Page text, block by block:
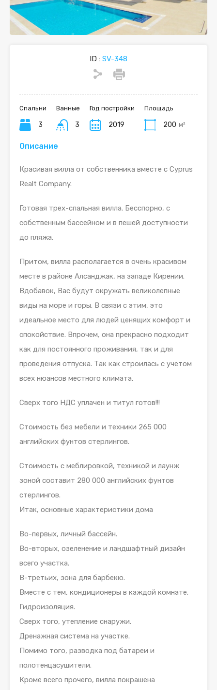
ID : SV-348
Спальни
3
Ванные
3
Год постройки
2019
Площадь
200 м²
Описание
Красивая вилла от собственника вместе с Cyprus
Realt Company.
Готовая трех-спальная вилла. Бесспорно, с
собственным бассейном и в пешей доступности
до пляжа.
Притом, вилла располагается в очень красивом
месте в районе Алсанджак, на западе Кирении.
Вдобавок, Вас будут окружать великолепные
виды на море и горы. В связи с этим, это
идеальное место для людей ценящих комфорт и
спокойствие. Впрочем, она прекрасно подходит
как для постоянного проживания, так и для
проведения отпуска. Так как строилась с учетом
всех нюансов местного климата.
Сверх того НДС уплачен и титул готов!!!
Стоимость без мебели и техники 265 000
английских фунтов стерлингов.
Стоимость с меблировкой, техникой и лаунж
зоной составит 280 000 английских фунтов
стерлингов.
Итак, основные характеристики дома
Во-первых, личный бассейн.
Во-вторых, озеленение и ландшафтный дизайн
всего участка.
В-третьих, зона для барбекю.
Вместе с тем, кондиционеры в каждой комнате.
Гидроизоляция.
Сверх того, утепление снаружи.
Дренажная система на участке.
Помимо того, разводка под батареи и
полотенцасушители.
Кроме всего прочего, вилла покрашена